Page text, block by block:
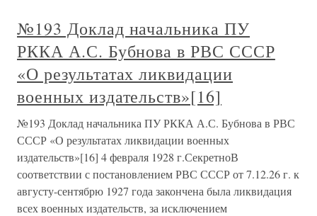
№193 Доклад начальника ПУ
РККА А.С. Бубнова в РВС СССР
«О результатах ликвидации
военных издательств»[16]
№193 Доклад начальника ПУ РККА А.С. Бубнова в РВС
СССР «О результатах ликвидации военных
издательств»[16] 4 февраля 1928 г.СекретноВ
соответствии с постановлением РВС СССР от 7.12.26 г. к
августу-сентябрю 1927 года закончена была ликвидация
всех военных издательств, за исключением